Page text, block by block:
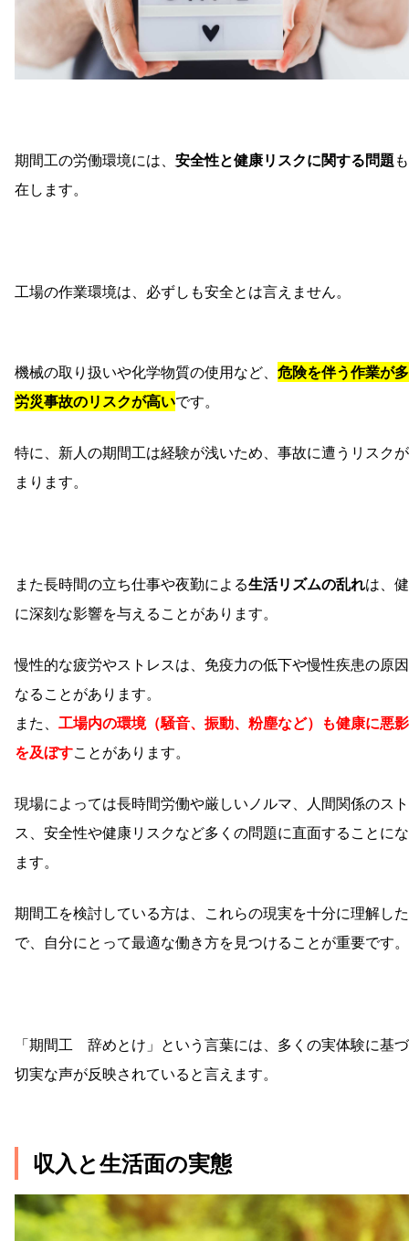
期間工の労働環境には、 安全性と健康リスクに関する問題
在します。
工場の作業環境は、必ずしも安全とは言えません。
機械の取り扱いや化学物質の使用など、 危険を伴う作業が
労災事故のリスクが高いです。
特に、新人の期間工は経験が浅いため、事故に遭うリスク
まります。
また長時間の立ち仕事や夜勤による生活リズムの乱れは、
に深刻な影響を与えることがあります。
慢性的な疲労やストレスは、免疫力の低下や慢性疾患の原
なることがあります。
また、 工場内の環境（騒音、振動、粉塵など）も健康に悪
を及ぼすことがあります。
現場によっては長時間労働や厳しいノルマ、人間関係のス
ス、安全性や健康リスクなど多くの問題に直面することに
ます。
期間工を検討している方は、これらの現実を十分に理解し
で、自分にとって最適な働き方を見つけることが重要です。
「期間工 辞めとけ」という言葉には、多くの実体験に基
切実な声が反映されていると言えます。
収入と生活面の実態